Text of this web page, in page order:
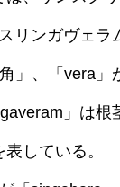
リンガヴェラ
」、「vera」
」は根
している。